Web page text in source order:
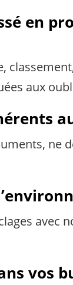
en
aux
ne
avec
vos